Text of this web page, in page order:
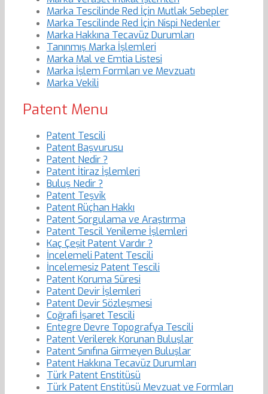
Marka Tescilinde Red İçin Mutlak Sebepler
Marka Tescilinde Red İçin Nispi Nedenler
Marka Hakkına Tecavüz Durumları
Tanınmış Marka İşlemleri
Marka Mal ve Emtia Listesi
Marka İşlem Formları ve Mevzuatı
Marka Vekili
Patent Menu
Patent Tescili
Patent Başvurusu
Patent Nedir ?
Patent İtiraz İşlemleri
Buluş Nedir ?
Patent Teşvik
Patent Rüçhan Hakkı
Patent Sorgulama ve Araştırma
Patent Tescil Yenileme İşlemleri
Kaç Çeşit Patent Vardır ?
İncelemeli Patent Tescili
İncelemesiz Patent Tescili
Patent Koruma Süresi
Patent Devir İşlemleri
Patent Devir Sözleşmesi
Coğrafi İşaret Tescili
Entegre Devre Topografya Tescili
Patent Verilerek Korunan Buluşlar
Patent Sınıfına Girmeyen Buluşlar
Patent Hakkına Tecavüz Durumları
Türk Patent Enstitüsü
Türk Patent Enstitüsü Mevzuat ve Formları